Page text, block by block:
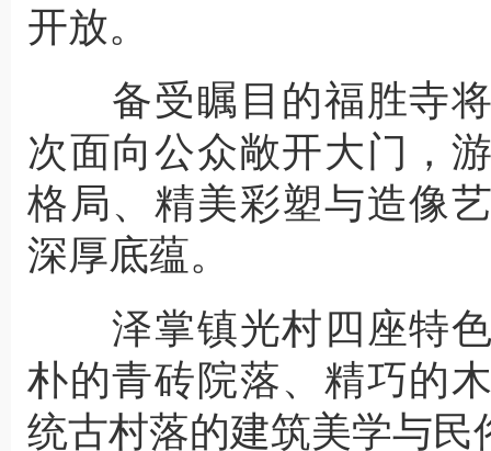
开放。
备受瞩目的福胜寺将
次面向公众敞开大门，
格局、精美彩塑与造像
深厚底蕴。
泽掌镇光村四座特色
朴的青砖院落、精巧的
统古村落的建筑美学与民